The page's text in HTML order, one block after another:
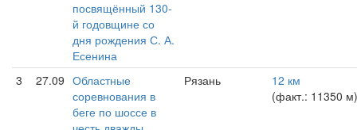
посвящённый 130-
й годовщине со
дня рождения С. А.
Есенина
3 27.09 Областные
соревнования в
беге по шоссе в
Рязань
12 км
(факт.: 11350 м)